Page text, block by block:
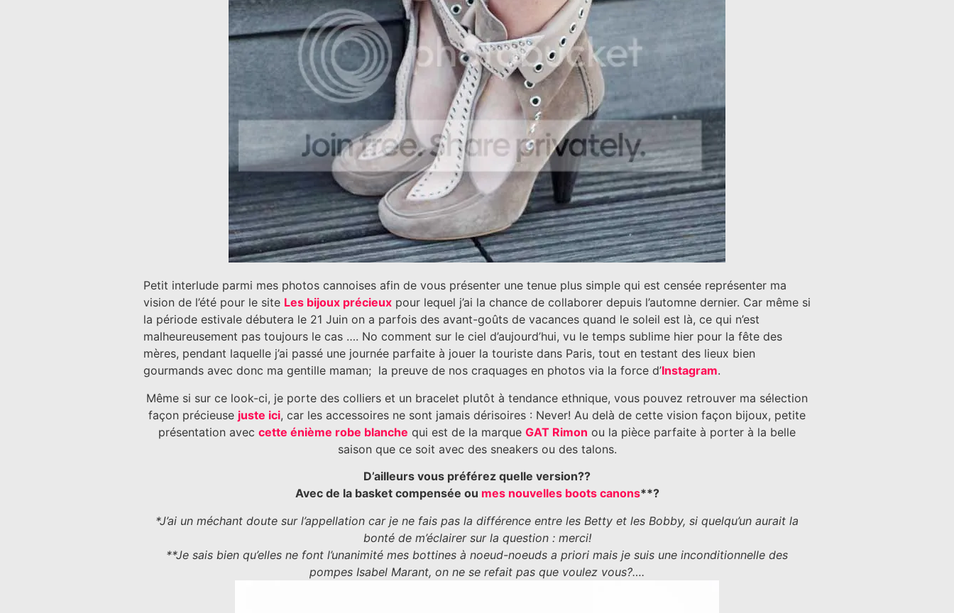
Petit interlude parmi mes photos cannoises afin de vous présenter une tenue plus simple qui est censée représenter ma
vision de l’été pour le site Les bijoux précieux pour lequel j’ai la chance de collaborer depuis l’automne dernier. Car même si
la période estivale débutera le 21 Juin on a parfois des avant-goûts de vacances quand le soleil est là, ce qui n’est
malheureusement pas toujours le cas …. No comment sur le ciel d’aujourd’hui, vu le temps sublime hier pour la fête des
mères, pendant laquelle j’ai passé une journée parfaite à jouer la touriste dans Paris, tout en testant des lieux bien
gourmands avec donc ma gentille maman; la preuve de nos craquages en photos via la force d’Instagram.
Même si sur ce look-ci, je porte des colliers et un bracelet plutôt à tendance ethnique, vous pouvez retrouver ma sélection
façon précieuse juste ici, car les accessoires ne sont jamais dérisoires : Never! Au delà de cette vision façon bijoux, petite
présentation avec cette énième robe blanche qui est de la marque GAT Rimon ou la pièce parfaite à porter à la belle
saison que ce soit avec des sneakers ou des talons.
D’ailleurs vous préférez quelle version??
Avec de la basket compensée ou mes nouvelles boots canons**?
*J’ai un méchant doute sur l’appellation car je ne fais pas la différence entre les Betty et les Bobby, si quelqu’un aurait la
bonté de m’éclairer sur la question : merci!
**Je sais bien qu’elles ne font l’unanimité mes bottines à noeud-noeuds a priori mais je suis une inconditionnelle des
pompes Isabel Marant, on ne se refait pas que voulez vous?….